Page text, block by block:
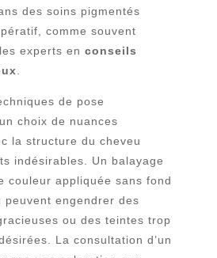
des soins pigmentés
comme souvent
experts en conseils
de pose
choix de nuances
la structure du cheveu
indésirables. Un balayage
couleur appliquée sans fond
peuvent engendrer des
ou des teintes trop
La consultation d’un